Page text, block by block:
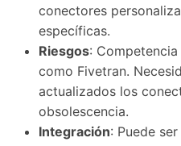
conectores
específicas.
Riesgos:
como Fivetran.
actualizados los
obsolescencia.
Integración: Puede